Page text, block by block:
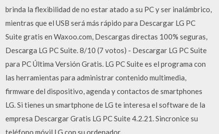
brinda la flexibilidad de no estar atado a su PC y ser inalámbrico,
mientras que el USB será más rápido para Descargar LG PC
Suite gratis en Waxoo.com, Descargas directas 100% seguras,
Descarga LG PC Suite. 8/10 (7 votos) - Descargar LG PC Suite
para PC Última Versión Gratis. LG PC Suite es el programa con
las herramientas para administrar contenido multimedia,
firmware del dispositivo, agenda y contactos de smartphones
LG. Si tienes un smartphone de LG te interesa el software de la
empresa Descargar Gratis LG PC Suite 4.2.21. Sincronice su
teléfono móvil LG con su ordenador.